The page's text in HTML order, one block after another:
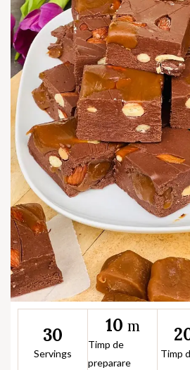
30
Servings
10 m
Timp de
preparare
Timp